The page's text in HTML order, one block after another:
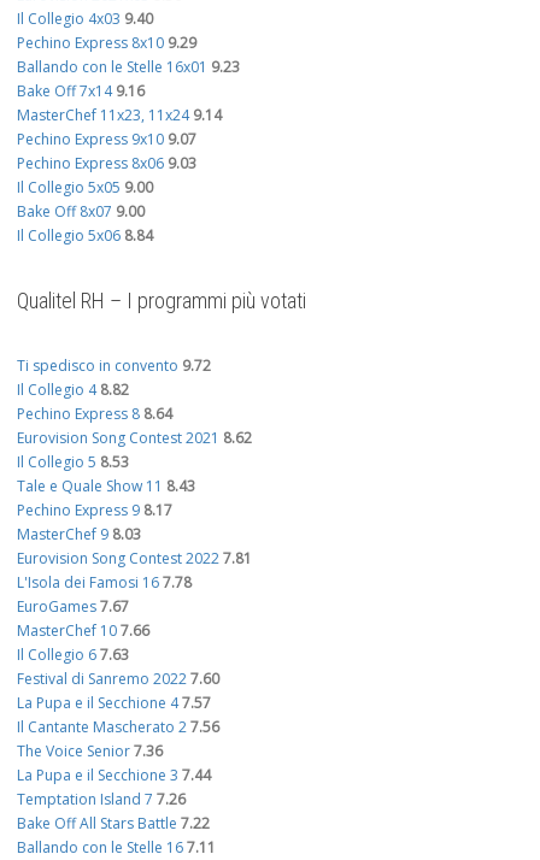
Il Collegio 4x03 9.40
Pechino Express 8x10 9.29
Ballando con le Stelle 16x01 9.23
Bake Off 7x14 9.16
MasterChef 11x23, 11x24 9.14
Pechino Express 9x10 9.07
Pechino Express 8x06 9.03
Il Collegio 5x05 9.00
Bake Off 8x07 9.00
Il Collegio 5x06 8.84
Qualitel RH – I programmi più votati
Ti spedisco in convento 9.72
Il Collegio 4 8.82
Pechino Express 8 8.64
Eurovision Song Contest 2021 8.62
Il Collegio 5 8.53
Tale e Quale Show 11 8.43
Pechino Express 9 8.17
MasterChef 9 8.03
Eurovision Song Contest 20227.81
L'Isola dei Famosi 167.78
EuroGames7.67
MasterChef 107.66
Il Collegio 67.63
Festival di Sanremo 20227.60
La Pupa e il Secchione 47.57
Il Cantante Mascherato 27.56
The Voice Senior7.36
La Pupa e il Secchione 3 7.44
Temptation Island 7 7.26
Bake Off All Stars Battle 7.22
Ballando con le Stelle 167.11